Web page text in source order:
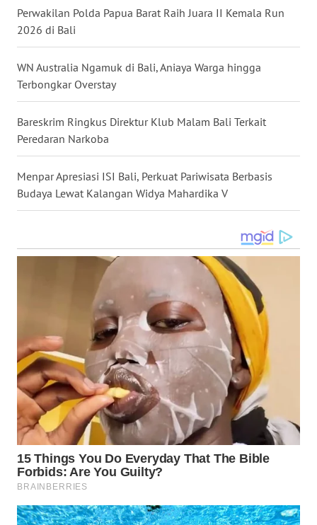
Perwakilan Polda Papua Barat Raih Juara II Kemala Run
2026 di Bali
WN Australia Ngamuk di Bali, Aniaya Warga hingga
Terbongkar Overstay
Bareskrim Ringkus Direktur Klub Malam Bali Terkait
Peredaran Narkoba
Menpar Apresiasi ISI Bali, Perkuat Pariwisata Berbasis
Budaya Lewat Kalangan Widya Mahardika V
WN
KALTARA
WN
KALSEL
WN
SULSEL
GORONTALO
WN
MALUKU
WN
MALUT
DAIRI
WN
DANAU